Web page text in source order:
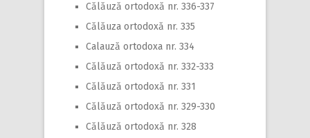
Călăuză ortodoxă nr. 336-337
Călăuza ortodoxă nr. 335
Calauză ortodoxa nr. 334
Călăuză ortodoxă nr. 332-333
Călăuză ortodoxă nr. 331
Călăuză ortodoxă nr. 329-330
Călăuză ortodoxă nr. 328